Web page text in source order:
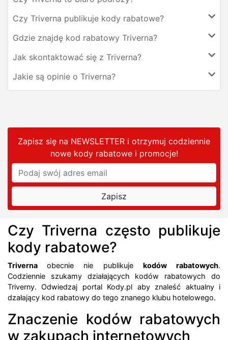
Czy Triverna publikuje kody rabatowe?
Gdzie znajdę kod rabatowy Triverna?
Jak skontaktować się z Triverna?
Jakie są opinie o Triverna?
Zapisz się na NEWSLETTER i otrzymuj codziennie
nowe kody rabatowei promocje!
Czy Triverna często publikuje
kody rabatowe?
Trivernaobecnie nie publikuje kodów rabatowych.
Codziennie szukamy działających kodów rabatowych do
Triverny. Odwiedzaj portal Kody.pl aby znaleść aktualny i
dzałający kod rabatowy do tego znanego klubu hotelowego.
Znaczenie kodów rabatowych
w zakupach internetowych